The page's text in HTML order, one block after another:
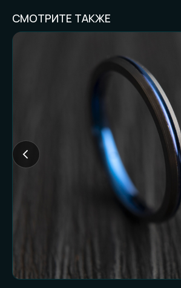
СМОТРИТЕ ТАКЖЕ
Частые вопросы (и честные
ответы):
FAQ И ГОТОВНОСТЬ
Доставляете ли
с обеих сторон.